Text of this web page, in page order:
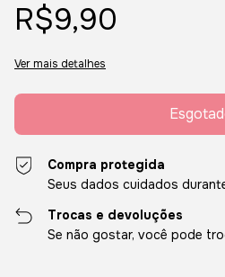
R$9,90
Ver mais detalhes
Compra protegida
Seus dados cuidados
Trocas e devoluções
Se não gostar, você pode